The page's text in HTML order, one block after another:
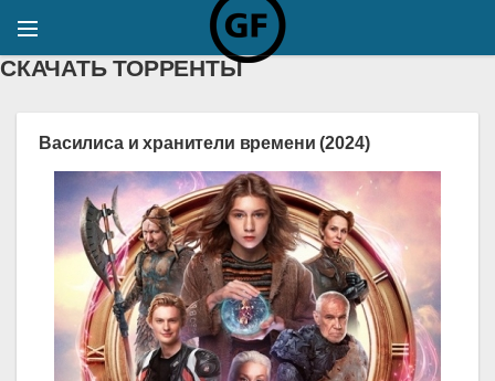
СКАЧАТЬ ТОРРЕНТЫ
Василиса и хранители времени (2024)